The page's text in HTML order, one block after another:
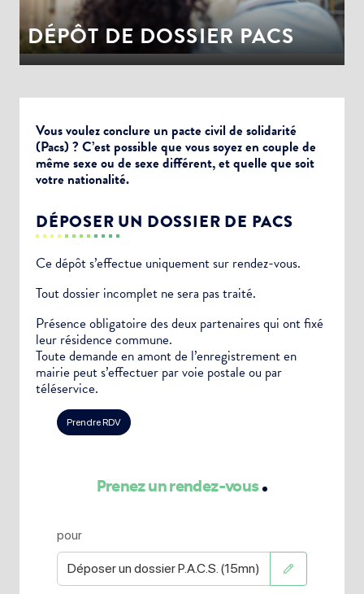
DÉPÔT DE DOSSIER PACS
Vous voulez conclure un pacte civil de solidarité
(Pacs) ? C’est possible que vous soyez en couple de
même sexe ou de sexe différent, et quelle que soit
votre nationalité.
DÉPOSER UN DOSSIER DE PACS
Ce dépôt s’effectue uniquement sur rendez-vous.
Tout dossier incomplet ne sera pas traité.
Présence obligatoire des deux partenaires qui ont fixé
leur résidence commune.
Toute demande en amont de l’enregistrement en
mairie peut s’effectuer par voie postale ou par
téléservice.